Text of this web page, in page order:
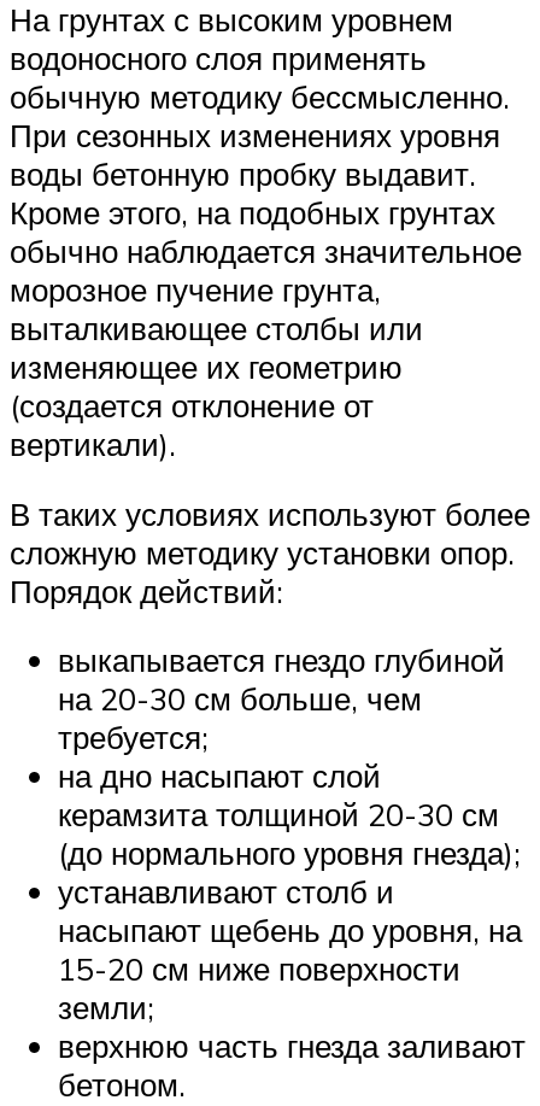
На грунтах с высоким уровнем
водоносного слоя применять
обычную методику бессмысленно.
При сезонных изменениях уровня
воды бетонную пробку выдавит.
Кроме этого, на подобных грунтах
обычно наблюдается значительное
морозное пучение грунта,
выталкивающее столбы или
изменяющее их геометрию
(создается отклонение от
вертикали).
В таких условиях используют более
сложную методику установки опор.
Порядок действий:
выкапывается гнездо глубиной
на 20-30 см больше, чем
требуется;
на дно насыпают слой
керамзита толщиной 20-30 см
(до нормального уровня гнезда);
устанавливают столб и
насыпают щебень до уровня, на
15-20 см ниже поверхности
земли;
верхнюю часть гнезда заливают
бетоном.